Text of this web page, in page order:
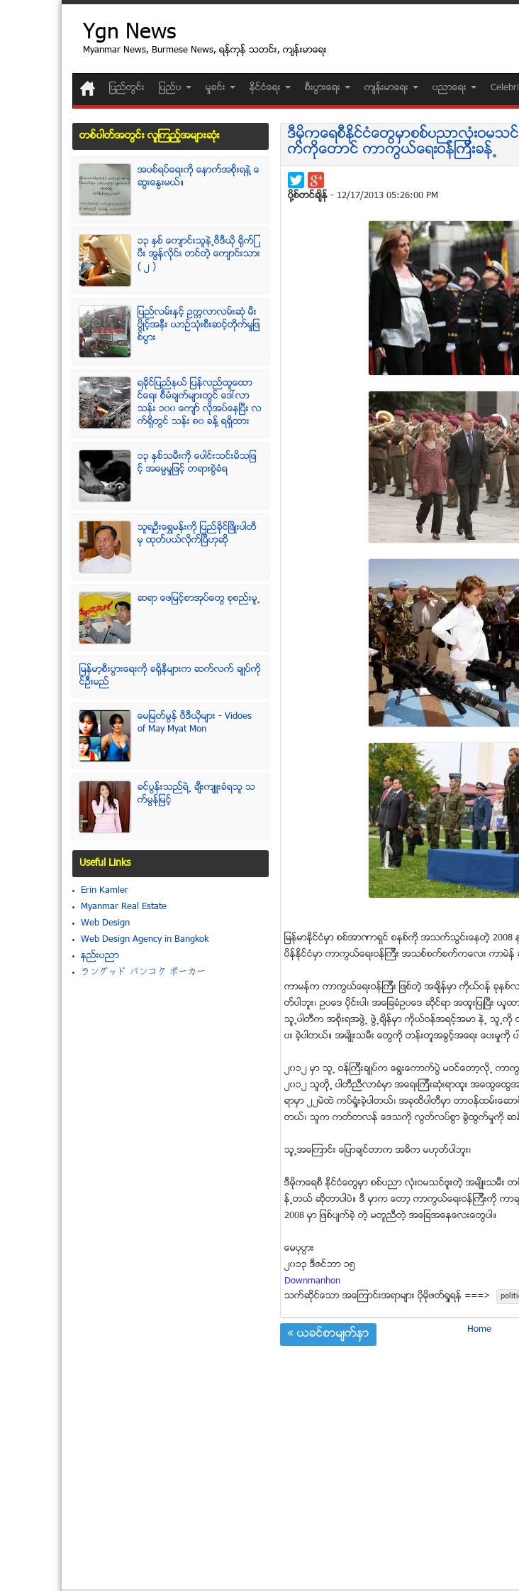
Ygn News
Myanmar News, Burmese News, ရန္ကုန္ သတင္း, က်န္းမာေရး
ျပည္တြင္း ျပည္ပ မႈခင္း ႏုိင္ငံေရး စီးပြားေရး က်န္းမာေရး ပညာေရး
ဒီမိုကေရစီႏိုင္ငံေတြမွာစစ္ပညာလုံးဝမ
က္ကိုေတာင္ ကာကြယ္ေရးဝန္ၾကီးခန္႕
ပုိ႔စ္တင္ခ်ိန္- 12/17/2013 05:26:00 PM
ျမန္မာႏိုင္ငံမွာ စစ္အာဏာရွင္ စနစ္ကို အသက္သြင္းေနတဲ့ 2008
ပိန္ႏိုင္ငံမွာ ကာကြယ္ေရးဝန္ၾကီး အသစ္စက္စက္ကေလး ကာမဲန္ ခ်
ကာမန္က ကာကြယ္ေရးဝန္ၾကီး ျဖစ္တဲ့ အခ်ိန္မွာ ကိုယ္ဝန္ ခုနစ္
တ္ပါဘူး၊ ဥပေဒ ပိုင္းပါ၊ အေျခခံဥပေဒ ဆိုင္ရာ အထူးျပဳျပီး ယူ
သူ႕ပါတီက အစိုးရအဖြဲ႕ ဖြဲ႕ခ်ိန္မွာ ကိုယ္ဝန္အရင့္အမာ နဲ႕ သူ႕ကို
ပး ခဲ့ပါတယ္။ အမ်ိဳးသမီး ေတြကို တန္းတူအခြင့္အေရး ေပးမႈကို ပ
၂၀၁၂ မွာ သူ႕ ဝန္ၾကီးခ်ဳပ္က ေရြးေကာက္ပြဲ မဝင္ေတာ့လို႕ ကာ
၂၀၁၂ သူတို႕ ပါတီညီလာခံမွာ အေရးၾကီးဆုံးရာထူး အေထြေထြအ
ရာမွာ ၂၂မဲထဲ ကပ္ရွုံးခဲ့ပါတယ္၊ အခုထိပါတီမွာ တာဝန္ထမ္းေဆာ
တယ္၊ သူက ကတ္တလန္ ေဒသကို လြတ္လပ္စြာ ခြဲထြက္မႈကို ဆ
သူ႕အေၾကာင္း ေျပာခ်င္တာက အဓိက မဟုတ္ပါဘူး၊
ဒီမိုကေရစီ ႏိုင္ငံေတြမွာ စစ္ပညာ လုံးဝမသင္ဖူးတဲ့ အမ်ိဳးသမီး
န္႕တယ္ ဆိုတာပါပဲ။ ဒီ မွာက ေတာ့ ကာကြယ္ေရးဝန္ၾကီးကို ကာ
2008 မွာ ျဖစ္ပ်က္ခဲ့ တဲ့ မတူညီတဲ့ အေျခအေနေလးေတြပါ။
ေမပုပၸား
၂၀၁၃ ဒီဇင္ဘာ ၁၅
Downmanhon
သက္ဆုိင္ေသာ အေၾကာင္းအရာမ်ား ပုိမုိဖတ္ရႈရန္ ===>
« ယခင္စာမ်က္ႏွာ Home
တစ္ပါတ္အတြင္း လူၾကည့္အမ်ားဆံုး
အပစ္ရပ္ေရးကို ေနာက္အစိုးရနဲ႔ ေ
ဆြးေႏြးမယ္။
၁၃ ႏွစ္ ေက်ာင္းသူနဲ႕ဗီဒီယို ရိုက္ျ
ပီး အြန္လိုင္း တင္တဲ့ ေက်ာင္းသား
( ၂ )
ျပည္လမ္းႏွင့္ ဥကၠလာလမ္းဆုံ မီး
ပြိဳင့္အနီး ယာဥ္သုံးစီးဆင့္တိုက္မႈျဖ
စ္ပြား
ရခုိင္ျပည္နယ္ ျပန္လည္ထူေထာ
င္ေရး စီမံခ်က္မ်ားတြင္ ေဒၚလာ
သန္း ၁၀၀ ေက်ာ္ လုိအပ္ေနၿပီး လ
က္ရွိတြင္ သန္း ၈၀ ခန္႔ ရရွိထား
၁၃ ႏွစ္သမီးကို ေပါင္းသင္းမိသျဖ
င့္ အဓမၼမႈျဖင့္ တရားစြဲခံရ
သူရဦးေရႊမန္းကို ျပည္ခိုင္ျဖိဳးပါတီ
မွ ထုတ္ပယ္လိုက္ျပီဟုဆို
ဆရာ ေဖျမင့္စာအုပ္ေတြ စုစည္းမူ႕
ျမန္မာ့စီးပြားေရးကို ခရိုနီမ်ားက ဆက္လက္ ခ်ဳပ္ကို
င္ဥိီးမည္
ေမျမတ္မြန္ ဗီဒီယုိမ်ား - Vidoes
of May Myat Mon
ခင္ပြန္းသည္ရဲ႕ ခ်ီးက်ဴးခံရသူ သ
က္မြန္ျမင့္
Useful Links
Erin Kamler
Myanmar Real Estate
Web Design
Web Design Agency in Bangkok
နည္းပညာ
ラングッド バンコク ポーカー